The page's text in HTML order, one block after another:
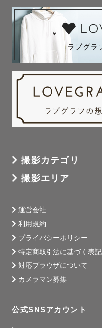
撮影カテゴリ
撮影エリア
運営会社
利用規約
プライバシーポリシー
特定商取引法に基づく表記
対応ブラウザについて
カメラマン募集
公式SNSアカウント